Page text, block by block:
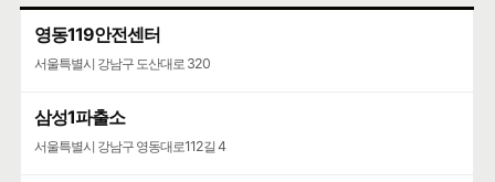
영동119안전센터
서울특별시 강남구 도산대로 320
삼성1파출소
서울특별시 강남구 영동대로112길 4